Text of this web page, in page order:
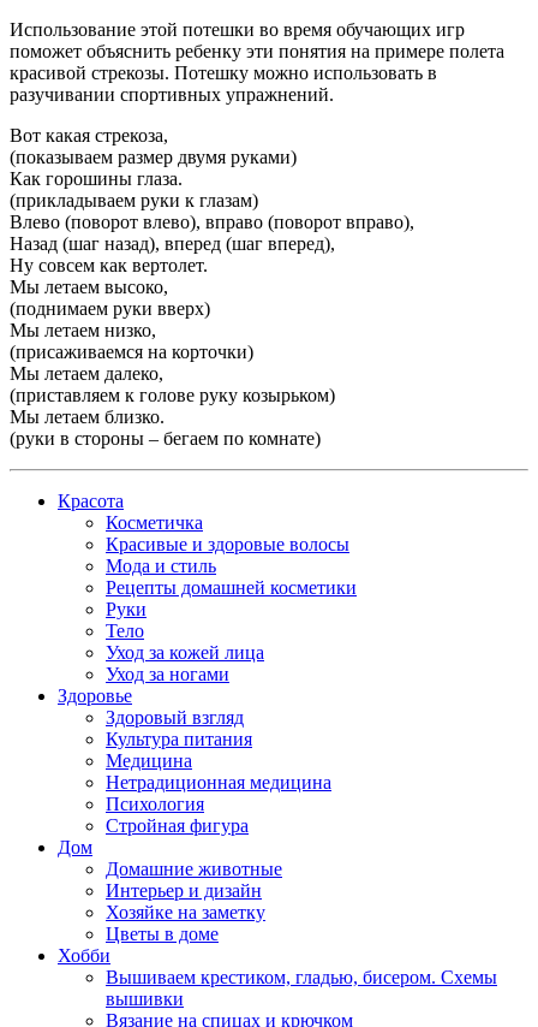
Использование этой потешки во время обучающих игр
поможет объяснить ребенку эти понятия на примере полета
красивой стрекозы. Потешку можно использовать в
разучивании спортивных упражнений.
Вот какая стрекоза,
(показываем размер двумя руками)
Как горошины глаза.
(прикладываем руки к глазам)
Влево (поворот влево), вправо (поворот вправо),
Назад (шаг назад), вперед (шаг вперед),
Ну совсем как вертолет.
Мы летаем высоко,
(поднимаем руки вверх)
Мы летаем низко,
(присаживаемся на корточки)
Мы летаем далеко,
(приставляем к голове руку козырьком)
Мы летаем близко.
(руки в стороны – бегаем по комнате)
Красота
Косметичка
Красивые и здоровые волосы
Мода и стиль
Рецепты домашней косметики
Руки
Тело
Уход за кожей лица
Уход за ногами
Здоровье
Здоровый взгляд
Культура питания
Медицина
Нетрадиционная медицина
Психология
Стройная фигура
Дом
Домашние животные
Интерьер и дизайн
Хозяйке на заметку
Цветы в доме
Хобби
Вышиваем крестиком, гладью, бисером. Схемы
вышивки
Вязание на спицах и крючком